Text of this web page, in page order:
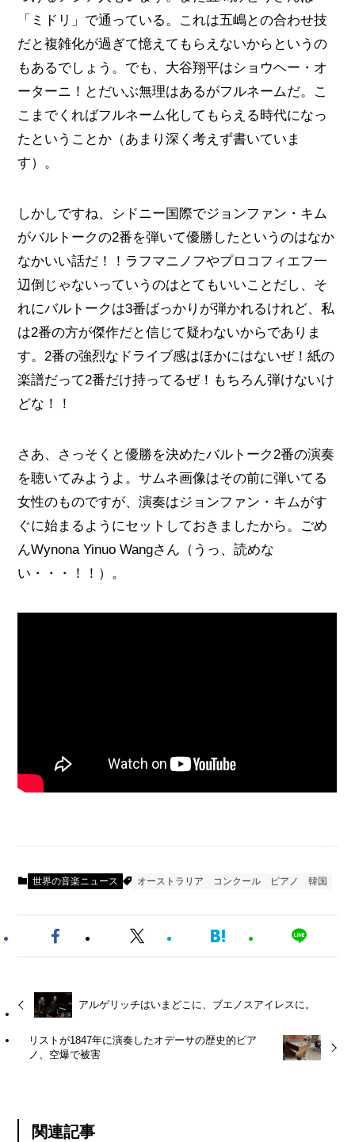
「ミドリ」で通っている。これは五嶋との合わせ技
だと複雑化が過ぎて憶えてもらえないからというの
もあるでしょう。でも、大谷翔平はショウヘー・オ
ーターニ！とだいぶ無理はあるがフルネームだ。こ
こまでくればフルネーム化してもらえる時代になっ
たということか（あまり深く考えず書いていま
す）。
しかしですね、シドニー国際でジョンファン・キム
がバルトークの2番を弾いて優勝したというのはなか
なかいい話だ！！ラフマニノフやプロコフィエフ一
辺倒じゃないっていうのはとてもいいことだし、そ
れにバルトークは3番ばっかりが弾かれるけれど、私
は2番の方が傑作だと信じて疑わないからでありま
す。2番の強烈なドライブ感はほかにはないぜ！紙の
楽譜だって2番だけ持ってるぜ！もちろん弾けないけ
どな！！
さあ、さっそくと優勝を決めたバルトーク2番の演奏
を聴いてみようよ。サムネ画像はその前に弾いてる
女性のものですが、演奏はジョンファン・キムがす
ぐに始まるようにセットしておきましたから。ごめ
んWynona Yinuo Wangさん（うっ、読めな
い・・・！！）。
世界の音楽ニュース オーストラリア コンクール ピアノ 韓国
アルゲリッチはいまどこに、ブエノスアイレスに。
リストが1847年に演奏したオデーサの歴史的ピア
ノ、空爆で被害
関連記事